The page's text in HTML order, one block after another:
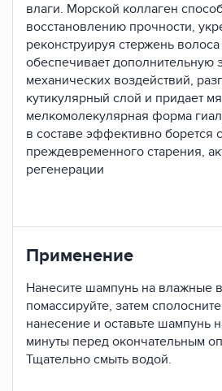
влаги. Морской коллаген
восстановлению прочности,
реконструируя стержень волоса
обеспечивает дополнительную
механических воздействий,
кутикулярный слой и придает
мелкомолекулярная форма
в составе эффективно борется
преждевременного старения,
регенерации
Применение
Нанесите шампунь на влажные
помассируйте, затем
нанесение и оставьте шампунь
минуты перед окончательным
Тщательно смыть водой.